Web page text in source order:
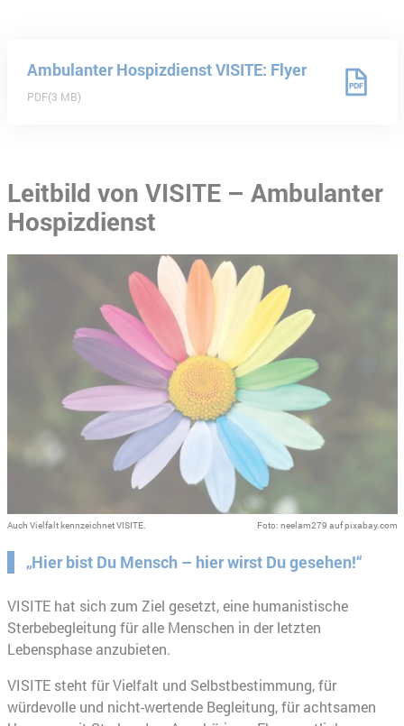
Ambulanter Hospizdienst VISITE: Flyer
PDF 3 MB
Leitbild von VISITE – Ambulanter
Hospizdienst
Auch Vielfalt kennzeichnet VISITE. Foto: neelam279 auf pixabay.com
„Hier bist Du Mensch – hier wirst Du gesehen!“
VISITE hat sich zum Ziel gesetzt, eine humanistische
Sterbebegleitung für alle Menschen in der letzten
Lebensphase anzubieten.
VISITE steht für Vielfalt und Selbstbestimmung, für
würdevolle und nicht-wertende Begleitung, für achtsamen